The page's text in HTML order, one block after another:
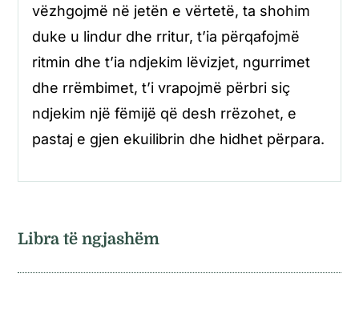
vëzhgojmë në jetën e vërtetë, ta shohim
duke u lindur dhe rritur, t’ia përqafojmë
ritmin dhe t’ia ndjekim lëvizjet, ngurrimet
dhe rrëmbimet, t’i vrapojmë përbri siç
ndjekim një fëmijë që desh rrëzohet, e
pastaj e gjen ekuilibrin dhe hidhet përpara.
Libra të ngjashëm